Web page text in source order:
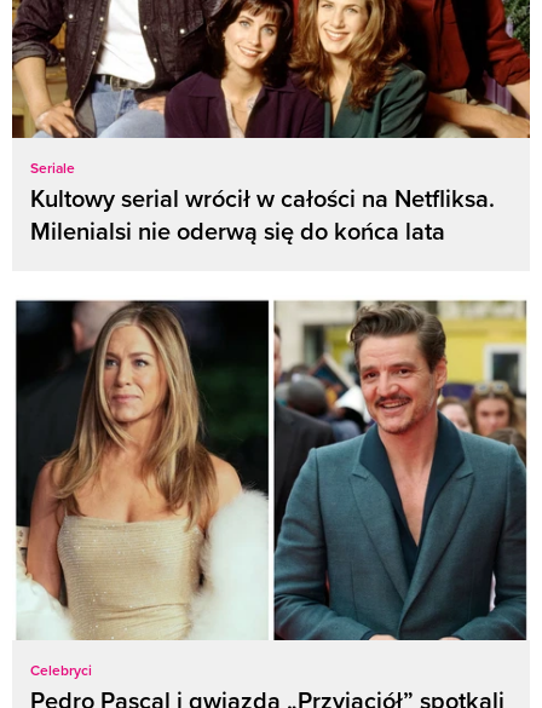
Seriale
Kultowy serial wrócił w całości na Netfliksa.
Milenialsi nie oderwą się do końca lata
Celebryci
Pedro Pascal i gwiazda „Przyjaciół” spotkali